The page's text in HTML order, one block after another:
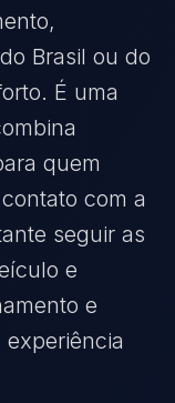
Brasil ou do
É uma
quem
com a
seguir as
e
e